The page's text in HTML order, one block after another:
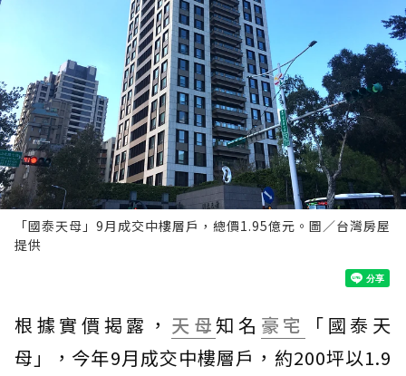
「國泰天母」9月成交中樓層戶，總價1.95億元。圖／台灣房屋
提供
根據實價揭露， 天母知名 豪宅
「國泰天
母」，今年9月成交中樓層戶，約200坪以1.9